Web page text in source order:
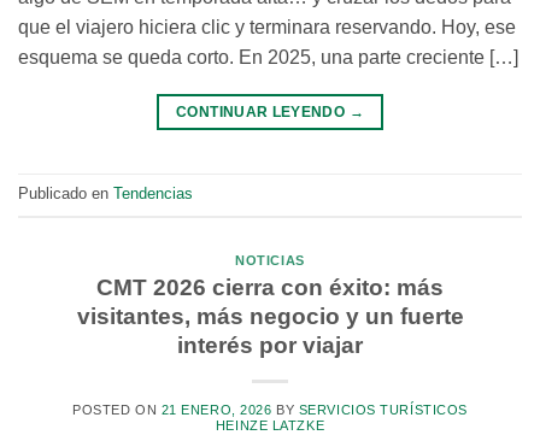
que el viajero hiciera clic y terminara reservando. Hoy, ese
esquema se queda corto. En 2025, una parte creciente […]
CONTINUAR LEYENDO →
Publicado en Tendencias
NOTICIAS
CMT 2026 cierra con éxito: más
visitantes, más negocio y un fuerte
interés por viajar
POSTED ON 21 ENERO, 2026 BY SERVICIOS TURÍSTICOS
HEINZE LATZKE